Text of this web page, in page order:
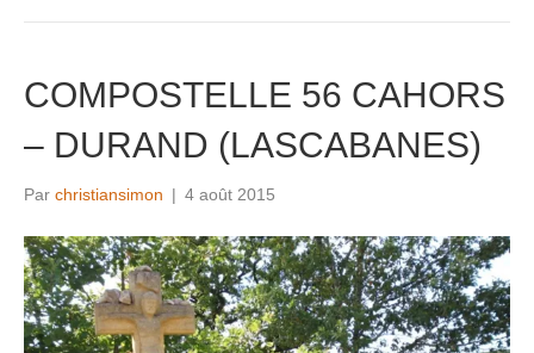
COMPOSTELLE 56 CAHORS
– DURAND (LASCABANES)
Par christiansimon | 4 août 2015